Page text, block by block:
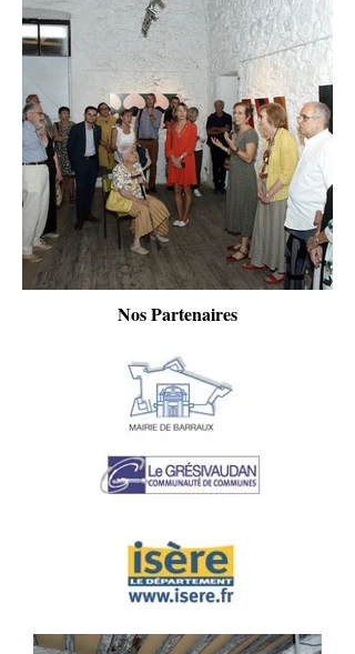
Nos Partenaires